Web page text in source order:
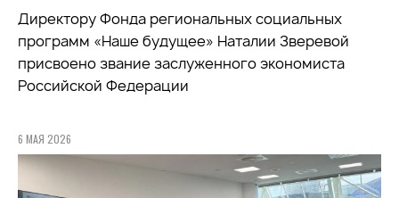
Директору Фонда региональных социальных
программ «Наше будущее» Наталии Зверевой
присвоено звание заслуженного экономиста
Российской Федерации
6 МАЯ 2026